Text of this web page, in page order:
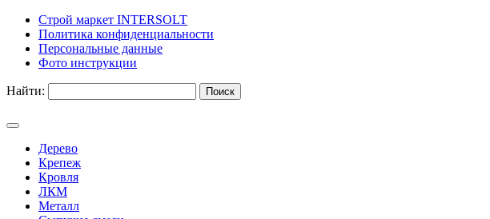
Строй маркет INTERSOLT
Политика конфиденциальности
Персональные данные
Фото инструкции
Найти:
Дерево
Крепеж
Кровля
ЛКМ
Металл